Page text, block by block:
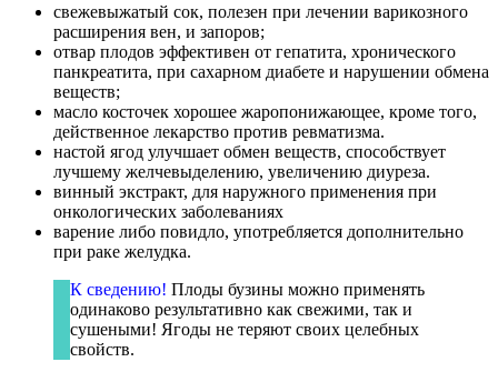
свежевыжатый сок, полезен при лечении варикозного
расширения вен, и запоров;
отвар плодов эффективен от гепатита, хронического
панкреатита, при сахарном диабете и нарушении обмена
веществ;
масло косточек хорошее жаропонижающее, кроме того,
действенное лекарство против ревматизма.
настой ягод улучшает обмен веществ, способствует
лучшему желчевыделению, увеличению диуреза.
винный экстракт, для наружного применения при
онкологических заболеваниях
варение либо повидло, употребляется дополнительно
при раке желудка.
К сведению! Плоды бузины можно применять
одинаково результативно как свежими, так и
сушеными! Ягоды не теряют своих целебных
свойств.